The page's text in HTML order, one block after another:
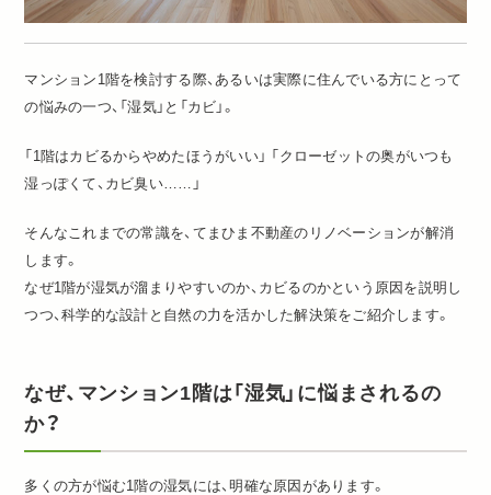
マンション1階を検討する際、あるいは実際に住んでいる方にとって
の悩みの一つ、「湿気」と「カビ」。
「1階はカビるからやめたほうがいい」 「クローゼットの奥がいつも
湿っぽくて、カビ臭い……」
そんなこれまでの常識を、てまひま不動産のリノベーションが解消
します。
なぜ1階が湿気が溜まりやすいのか、カビるのかという原因を説明し
つつ、科学的な設計と自然の力を活かした解決策をご紹介します。
なぜ、マンション1階は「湿気」に悩まされるの
か？
多くの方が悩む1階の湿気には、明確な原因があります。